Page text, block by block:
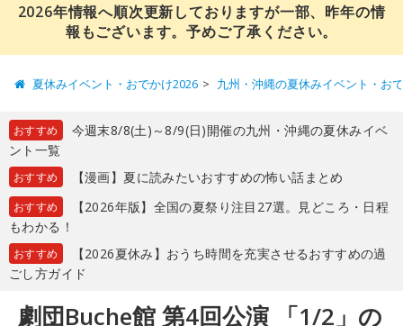
2026年情報へ順次更新しておりますが一部、昨年の情
報もございます。予めご了承ください。
夏休みイベント・おでかけ2026 九州・沖縄の夏休みイベント・お
おすすめ
今週末8/8(土)～8/9(日)開催の九州・沖縄の夏休みイベ
ント一覧
おすすめ 【漫画】夏に読みたいおすすめの怖い話まとめ
おすすめ
【2026年版】全国の夏祭り注目27選。見どころ・日程
もわかる！
おすすめ
【2026夏休み】おうち時間を充実させるおすすめの過
ごし方ガイド
劇団Buche館 第4回公演 「1/2」の